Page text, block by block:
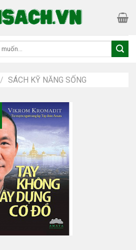
/ SÁCH KỸ NĂNG SỐNG